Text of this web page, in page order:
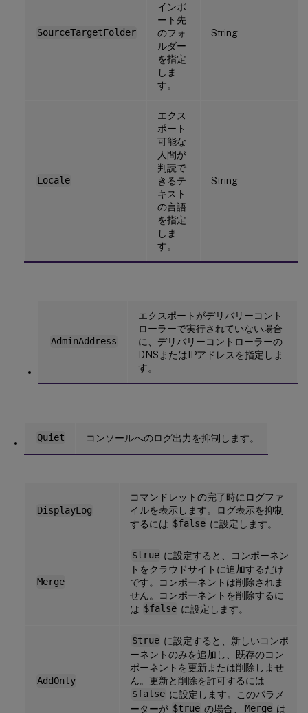
SourceTargetFolder
インポ
ート先
のフォ
ルダー
を指定
しま
す。
String
Locale
エクス
ポート
可能な
人間が
判読で
きるテ
キスト
の言語
を指定
しま
す。
String
AdminAddress
エクスポートがデリバリーコント
ローラーで実行されていない場合
に、デリバリーコントローラーの
DNSまたはIPアドレスを指定しま
す。
Quiet コンソールへのログ出力を抑制します。
DisplayLog
コマンドレットの完了時にログファ
イルを表示します。ログ表示を抑制
するには $false に設定します。
Merge
$true に設定すると、コンポーネン
トをクラウドサイトに追加するだけ
です。コンポーネントは削除されま
せん。コンポーネントを削除するに
は $false に設定します。
AddOnly
$true に設定すると、新しいコンポ
ーネントのみを追加し、既存のコン
ポーネントを更新または削除しませ
ん。更新と削除を許可するには
$false に設定します。このパラメ
ーターが $true の場合、 Merge は